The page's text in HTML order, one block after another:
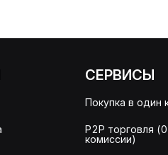
СЕРВИСЫ
Покупка в один
P2P торговля
комиссии)